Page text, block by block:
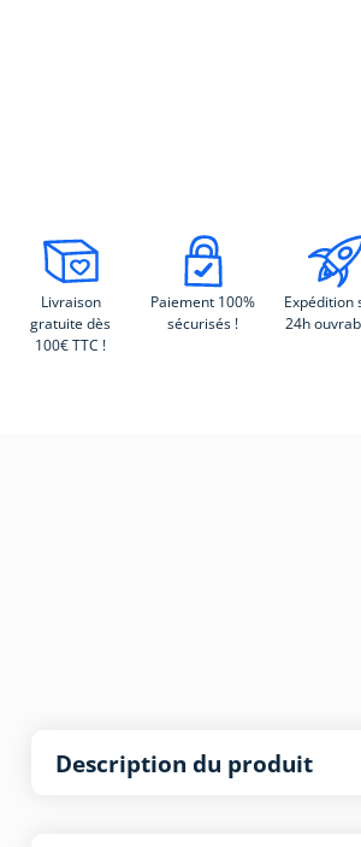
Livraison
gratuite dès
100€ TTC !
Paiement 100%
sécurisés !
Expédition
24h
Description du produit